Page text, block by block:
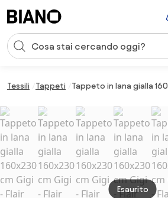
Input della ricerca
Tessili Tappeti Tappeto in lana gialla
Esaurito